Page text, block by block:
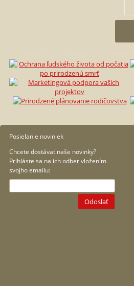
Posielanie noviniek
Chcete dostávať naše novinky?
Prihláste sa na ich odber vložením
svojho emailu:
Odoslať